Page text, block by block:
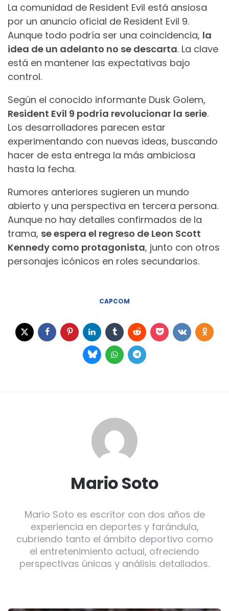
La comunidad de Resident Evil está ansiosa
por un anuncio oficial de Resident Evil 9.
Aunque todo podría ser una coincidencia, la
idea de un adelanto no se descarta. La clave
está en mantener las expectativas bajo
control.
Según el conocido informante Dusk Golem,
Resident Evil 9 podría revolucionar la serie.
Los desarrolladores parecen estar
experimentando con nuevas ideas, buscando
hacer de esta entrega la más ambiciosa
hasta la fecha.
Rumores anteriores sugieren un mundo
abierto y una perspectiva en tercera persona.
Aunque no hay detalles confirmados de la
trama, se espera el regreso de Leon Scott
Kennedy como protagonista, junto con otros
personajes icónicos en roles secundarios.
CAPCOM
Mario Soto
Mario Soto es escritor con dos años de
experiencia en deportes y farándula,
cubriendo tanto el ámbito deportivo como
el entretenimiento actual, ofreciendo
perspectivas únicas y análisis detallados.